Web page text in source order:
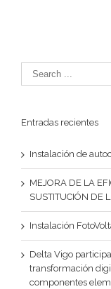
Entradas recientes
Instalación de
MEJORA DE LA
SUSTITUCIÓN DE
Instalación
Delta Vigo
transformación
componentes